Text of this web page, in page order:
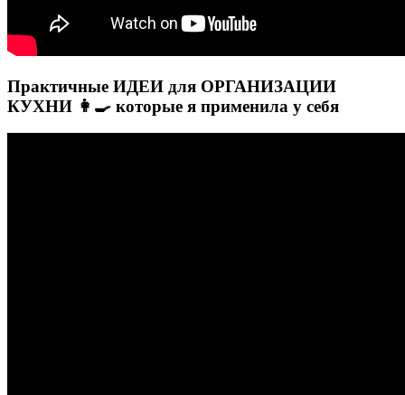
Практичные ИДЕИ для ОРГАНИЗАЦИИ
КУХНИ 👩‍🍳 которые я применила у себя